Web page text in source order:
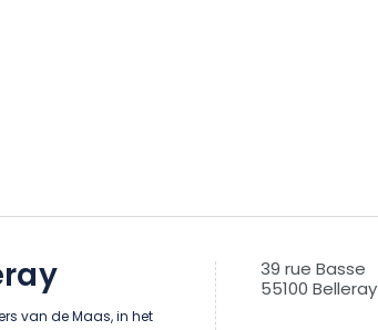
van de Maas, in het
39 rue Basse
55100 Belleray